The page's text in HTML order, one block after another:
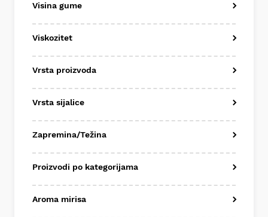
Visina gume
Viskozitet
Vrsta proizvoda
Vrsta sijalice
Zapremina/Težina
Proizvodi po kategorijama
Aroma mirisa